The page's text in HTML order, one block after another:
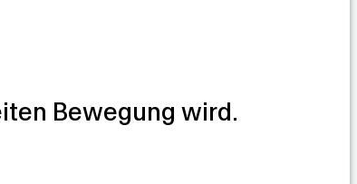
Bewegung wird.